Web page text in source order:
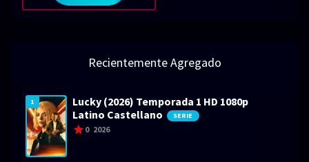
Recientemente Agregado
1
Lucky (2026) Temporada 1 HD 1080p
Latino Castellano
SERIE
0 2026